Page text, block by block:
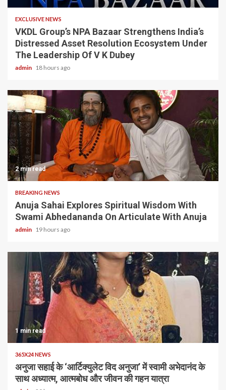
EXCLUSIVE NEWS
VKDL Group’s NPA Bazaar Strengthens India’s
Distressed Asset Resolution Ecosystem Under
The Leadership Of V K Dubey
admin 18 hours ago
2 min read
BREAKING NEWS
Anuja Sahai Explores Spiritual Wisdom With
Swami Abhedananda On Articulate With Anuja
admin 19 hours ago
1 min read
365X24 NEWS
अनुजा सहाई के ‘आर्टिक्युलेट विद अनुजा’ में स्वामी अभेदानंद के
साथ अध्यात्म, आत्मबोध और जीवन की गहन यात्रा